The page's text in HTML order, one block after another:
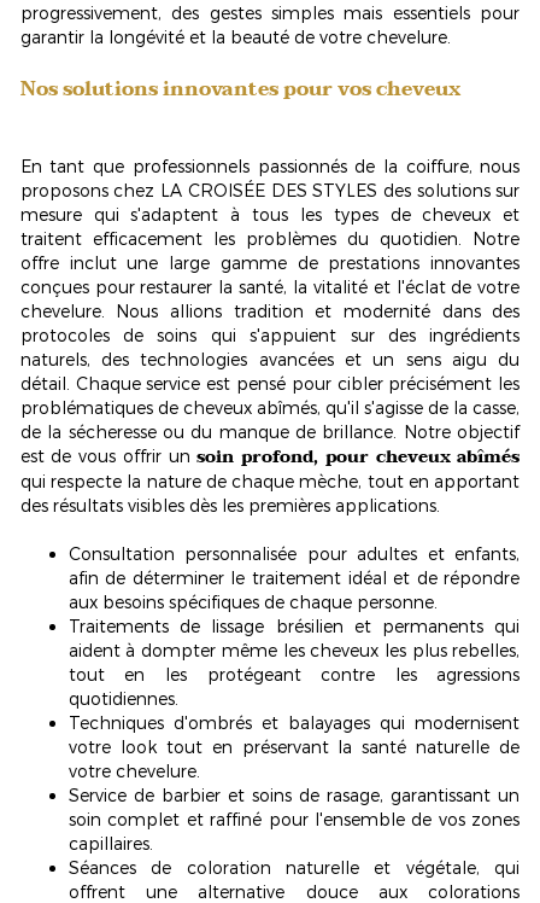
progressivement, des gestes simples mais essentiels pour
garantir la longévité et la beauté de votre chevelure.
Nos solutions innovantes pour vos cheveux
En tant que professionnels passionnés de la coiffure, nous
proposons chez LA CROISÉE DES STYLES des solutions sur
mesure qui s'adaptent à tous les types de cheveux et
traitent efficacement les problèmes du quotidien. Notre
offre inclut une large gamme de prestations innovantes
conçues pour restaurer la santé, la vitalité et l'éclat de votre
chevelure. Nous allions tradition et modernité dans des
protocoles de soins qui s'appuient sur des ingrédients
naturels, des technologies avancées et un sens aigu du
détail. Chaque service est pensé pour cibler précisément les
problématiques de cheveux abîmés, qu'il s'agisse de la casse,
de la sécheresse ou du manque de brillance. Notre objectif
est de vous offrir unsoin profond, pour cheveux abîmés
qui respecte la nature de chaque mèche, tout en apportant
des résultats visibles dès les premières applications.
Consultation personnalisée pour adultes et enfants,
afin de déterminer le traitement idéal et de répondre
aux besoins spécifiques de chaque personne.
Traitements de lissage brésilien et permanents qui
aident à dompter même les cheveux les plus rebelles,
tout en les protégeant contre les agressions
quotidiennes.
Techniques d'ombrés et balayages qui modernisent
votre look tout en préservant la santé naturelle de
votre chevelure.
Service de barbier et soins de rasage, garantissant un
soin complet et raffiné pour l'ensemble de vos zones
capillaires.
Séances de coloration naturelle et végétale, qui
offrent une alternative douce aux colorations